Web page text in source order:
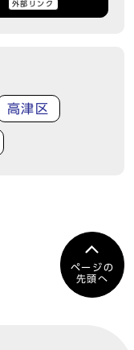
外部リンク
高津区
ページの
先頭へ